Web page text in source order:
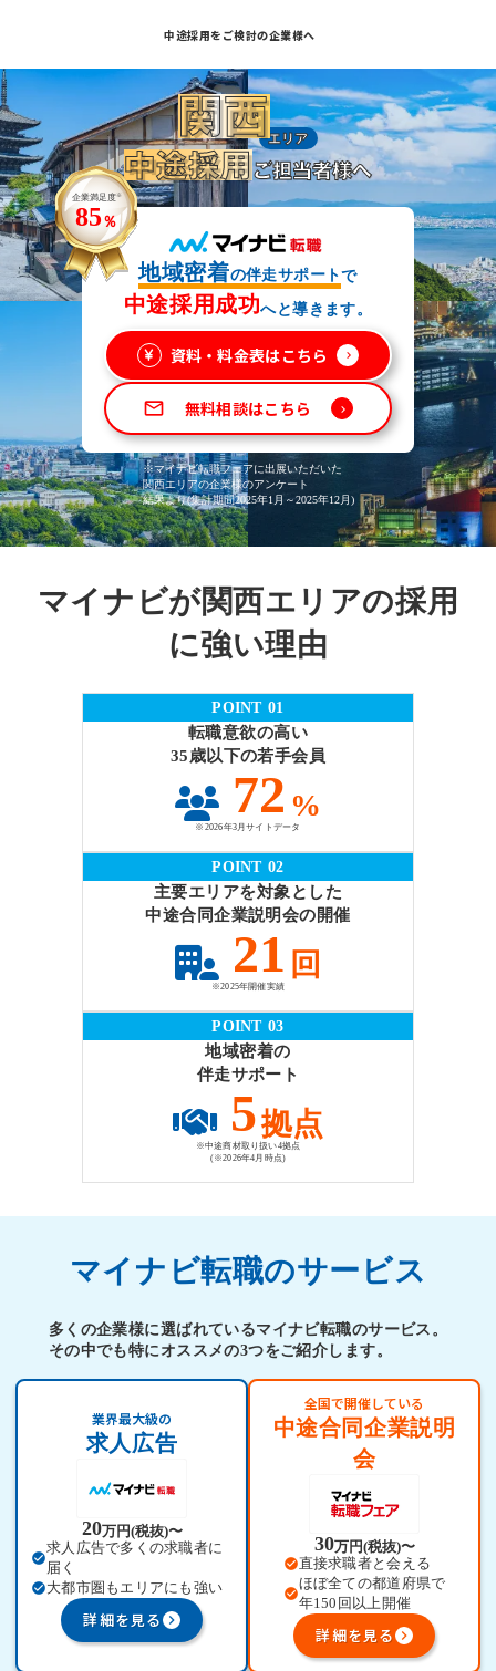
中途採用をご検討の企業様へ
関西エリア
中途採用ご担当者様へ
企業満足度※
85％
地域密着の伴走サポートで
中途採用成功へと導きます。
資料・料金表はこちら keyboard_arrow_right
mail_outline 無料相談はこちら keyboard_arrow_right
※マイナビ転職フェアに出展いただいた
関西エリアの企業様のアンケート
結果より(集計期間2025年1月～2025年12月)
中途採用をご検討の企業様へ
マイナビが関西エリアの採用
に強い理由
POINT 01
転職意欲の高い
35歳以下の若手会員
72 %
※2026年3月サイトデータ
POINT 02
主要エリアを対象とした
中途合同企業説明会の開催
21 回
※2025年開催実績
POINT 03
地域密着の
伴走サポート
5拠点
※中途商材取り扱い4拠点
(※2026年4月時点)
マイナビ転職のサービス
多くの企業様に選ばれているマイナビ転職のサービス。
その中でも特にオススメの3つをご紹介します。
業界最大級の
求人広告
20万円(税抜)〜
check_circle
求人広告で多くの求職者に
届く
check_circle大都市圏もエリアにも強い
詳細を見るkeyboard_arrow_right
全国で開催している
中途合同企業説明
会
30万円(税抜)〜
check_circle直接求職者と会える
check_circle
ほぼ全ての都道府県で
年150回以上開催
詳細を見るkeyboard_arrow_right
中途採用をご検討の企業様へ